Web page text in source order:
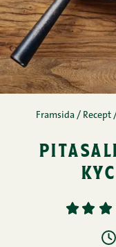
Framsida / Recept /
1 2 3